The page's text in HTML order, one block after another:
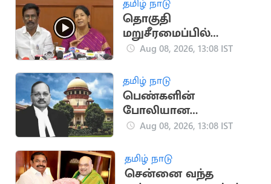
தொகுதி
மறுசீரமைப்பில்
திமுகவின்
கனிமொழி
Aug 08, 2026, 13:08 IST
தமிழ் நாடு
பெண்களின்
போலியான
வழக்குகளுக்கு பதில்
உச்ச நீதிமன்றம்
Aug 08, 2026, 13:08 IST
தமிழ் நாடு
சென்னை வந்த